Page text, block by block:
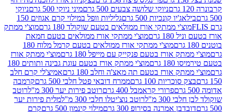
ניוקי שלושה צבעים 500 גרם
מיני ניוקי 500 גרם
ניוקי
קונכיות 500 גרם
גליליות וופל במילוי קרם אגוזים 150
ממתקי אורז ממולאים בטעם שוקולד 180 גרם
מוצ'י ממתק
גרם
מוצ'י ממתקי אורז ממולאים בטעם חמאת
מוצ'י ממתקי אורז ממולאים בטעם קרמל מלוח 180
אורז בטעם פנקייק עם מייפל 180 גרם
מוצ'י ממתק אורז
גרם
מוצ'י ממתק אורז בטעם עוגת גבינה ותותים 180
אורז בטעם תה מאצ'ה וחלב 180 גרם
אמיצ'לי קרם חלב
סוכריות 100 גרם
ממרח דובאי פטל חלבי 500 גרם
קרמבה
פרורי קראמבל 400 גרם
רוטב פירות יער 300 מ"ל
רוטב
300 מ"ל
רוטב נוצ'יטלו חלבי 300 מ"ל
מלית פירות יער
אמרנה בסירופ 300 גרם
מילוי קינמון 500 גרם
קרם